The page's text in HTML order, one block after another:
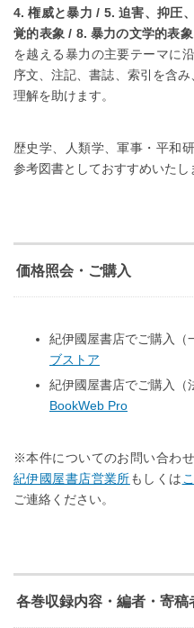
4.権威と暴力 / 5. 迫害、抑圧
覚的表象 / 8. 暴力の文学的表象
を越える暴力の主要テーマに
序文、注記、書誌、索引を含
理解を助けます。
歴史学、人類学、軍事・平和
参考図書としておすすめいたし
価格照会・ご購入
紀伊國屋書店でご購入（
ブストア
紀伊國屋書店でご購入（
BookWeb Pro
※本件についてのお問い合わ
紀伊國屋書店営業所もしくは
ご連絡ください。
各巻収録内容・編者・寄稿